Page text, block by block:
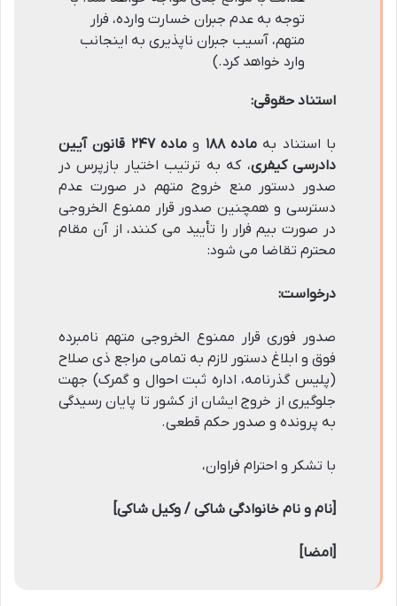
توجه به عدم جبران خسارت وارده، فرار
متهم، آسیب جبران ناپذیری به اینجانب
وارد خواهد کرد.)
استناد حقوقی:
با استناد به ماده ۱۸۸ و
ماده ۲۴۷ قانون آیین
دادرسی کیفری، که به ترتیب اختیار بازپرس در
صدور دستور منع خروج متهم در صورت عدم
دسترسی و همچنین صدور قرار ممنوع الخروجی
در صورت بیم فرار را تأیید می کنند، از آن مقام
محترم تقاضا می شود:
درخواست:
صدور فوری قرار ممنوع الخروجی متهم نامبرده
فوق و ابلاغ دستور لازم به تمامی مراجع ذی صلاح
(پلیس گذرنامه، اداره ثبت احوال و گمرک) جهت
جلوگیری از خروج ایشان از کشور تا پایان رسیدگی
به پرونده و صدور حکم قطعی.
با تشکر و احترام فراوان،
[نام و نام خانوادگی شاکی / وکیل شاکی]
[امضا]